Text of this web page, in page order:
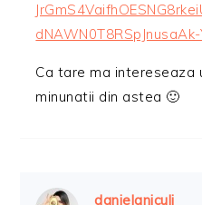
Ca tare ma intereseaza
minunatii din astea 🙂
danielaniculi